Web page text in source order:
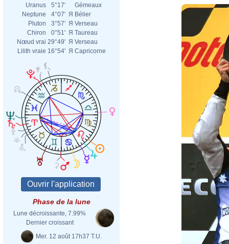
Uranus
5°17'
Gémeaux
Neptune
4°07' Я Bélier
Pluton
3°57' Я Verseau
Chiron
0°51' Я Taureau
Nœud vrai 29°49' Я Verseau
Lilith vraie 16°54' Я Capricorne
Phase de la lune
Lune décroissante, 7.99%
Dernier croissant
Mer. 12 août 17h37 T.U.